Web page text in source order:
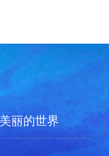
丽的世界